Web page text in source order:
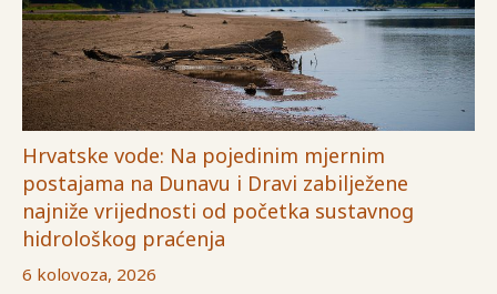
Hrvatske vode: Na pojedinim mjernim
postajama na Dunavu i Dravi zabilježene
najniže vrijednosti od početka sustavnog
hidrološkog praćenja
6 kolovoza, 2026